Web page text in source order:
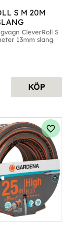
S M 20M
CleverRoll S
13mm slang
KÖP